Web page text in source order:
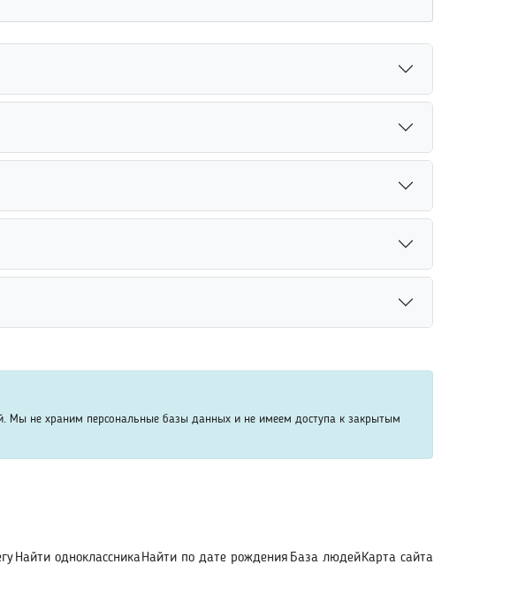
системы. Уникальный никнейм помогает быстрее находить
данным. Социальные сети и поисковые сервисы позволяют
форумы и поисковые системы. Сервис анализирует доступную
Использование дополнительных параметров помогает
рекомендуется заранее ознакомиться с правилами
Мы не храним персональные базы данных и не имеем доступа к закрытым
Найти одноклассникаНайти по дате рождения База людейКарта сайта